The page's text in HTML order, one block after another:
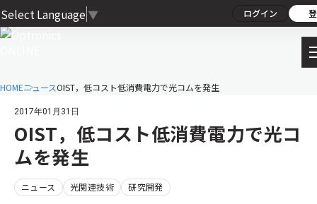
Select Language ▼ ログイン
HOMEニュースOIST，低コスト低消費電力で光コムを発生
2017年01月31日
OIST，低コスト低消費電力で光コ
ムを発生
ニュース 光関連技術 研究開発